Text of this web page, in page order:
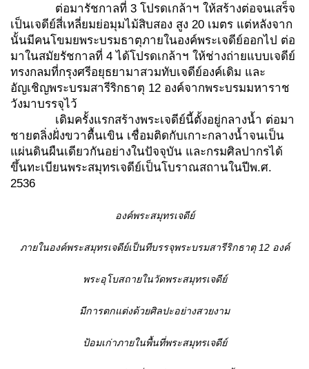
ต่อมารัชกาลที่ 3 โปรดเกล้าฯ ให้สร้างต่อจนเสร็จ
เป็นเจดีย์สี่เหลี่ยมย่อมุมไม้สิบสอง สูง 20 เมตร แต่หลังจาก
นั้นมีคนโขมยพระบรมธาตุภายในองค์พระเจดีย์ออกไป ต่อ
มาในสมัยรัชกาลที่ 4 ได้โปรดเกล้าฯ ให้ช่างถ่ายแบบเจดีย์
ทรงกลมที่กรุงศรีอยุธยามาสวมทับเจดีย์องค์เดิม และ
อัญเชิญพระบรมสารีริกธาตุ 12 องค์จากพระบรมมหาราช
วังมาบรรจุไว้
เดิมครั้งแรกสร้างพระเจดีย์นี้ตั้งอยู่กลางน้ำ ต่อมา
ชายตลิ่งฝั่งขวาตื้นเขิน เชื่อมติดกับเกาะกลางน้ำจนเป็น
แผ่นดินผืนเดียวกันอย่างในปัจจุบัน และกรมศิลปากรได้
ขึ้นทะเบียนพระสมุทรเจดีย์เป็นโบราณสถานในปีพ.ศ.
2536
องค์พระสมุทรเจดีย์
ภายในองค์พระสมุทรเจดีย์เป็นทีบรรจุพระบรมสารีริกธาตุ 12 องค์
พระอุโบสถายในวัดพระสมุทรเจดีย์
มีการตกแต่งด้วยศิลปะอย่างสวยงาม
ป้อมเก่าภายในพื้นที่พระสมุทรเจดีย์